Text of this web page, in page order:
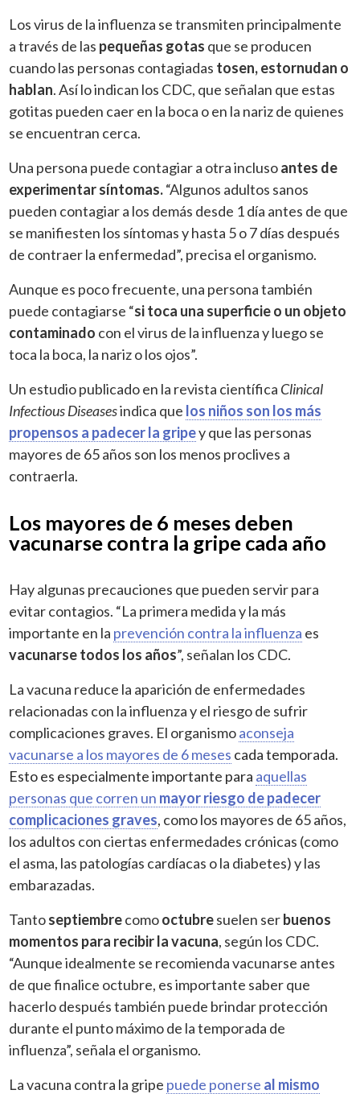
Los virus de la influenza se transmiten principalmente
a través de las pequeñas gotas que se producen
cuando las personas contagiadas tosen, estornudan o
hablan. Así lo indican los CDC, que señalan que estas
gotitas pueden caer en la boca o en la nariz de quienes
se encuentran cerca.
Una persona puede contagiar a otra inclusoantes de
experimentar síntomas.“Algunos adultos sanos
pueden contagiar a los demás desde 1 día antes de que
se manifiesten los síntomas y hasta 5 o 7 días después
de contraer la enfermedad”, precisa el organismo.
Aunque es poco frecuente, una persona también
puede contagiarse “si toca una superficie o un objeto
contaminado con el virus de la influenza y luego se
toca la boca, la nariz o los ojos”.
Un estudio publicado en la revista científica Clinical
Infectious Diseasesindica que los niños son los más
propensos a padecer la gripey que las personas
mayores de 65 años son los menos proclives a
contraerla.
Los mayores de 6 meses deben
vacunarse contra la gripe cada año
Hay algunas precauciones que pueden servir para
evitar contagios. “La primera medida y la más
importante en la prevención contra la influenza es
vacunarse todos los años”, señalan los CDC.
La vacuna reduce la aparición de enfermedades
relacionadas con la influenza y el riesgo de sufrir
complicaciones graves. El organismoaconseja
vacunarse a los mayores de 6 meses cada temporada.
Esto es especialmente importante para aquellas
personas que corren un mayor riesgo de padecer
complicaciones graves, como los mayores de 65 años,
los adultos con ciertas enfermedades crónicas (como
el asma, las patologías cardíacas o la diabetes) y las
embarazadas.
Tantoseptiembrecomooctubresuelen serbuenos
momentos para recibir la vacuna, según los CDC.
“Aunque idealmente se recomienda vacunarse antes
de que finalice octubre, es importante saber que
hacerlo después también puede brindar protección
durante el punto máximo de la temporada de
influenza”, señala el organismo.
La vacuna contra la gripe puede ponerse al mismo